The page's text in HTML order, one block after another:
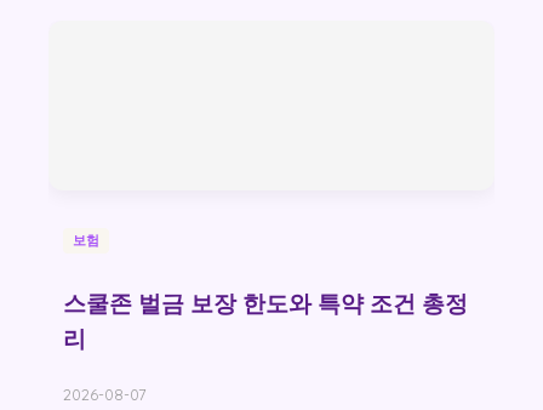
보험
스쿨존 벌금 보장 한도와 특약 조건 총정
리
2026-08-07